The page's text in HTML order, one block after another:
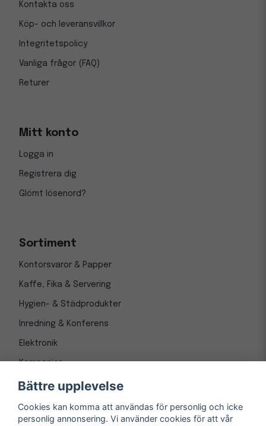
Kontakta oss
Köp- och leveransvillkor
Integritetspolicy
Vanliga frågor (FAQ)
Returer
Mitt konto
Logga in
Registrera dig
Glömt lösenord?
Sortiment
Kontorsvaror & Papper
Kaffe, Fika & Servering
Hygien- & Städprodukter
Inredning & Konferens
Elektronik
Kampanjer
Bättre upplevelse
Cookies kan komma att användas för personlig och icke
personlig annonsering. Vi använder cookies för att vår